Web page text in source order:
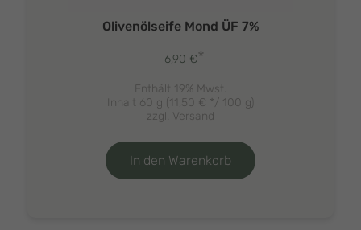
Olivenölseife Mond ÜF 7%
6,90 €*
Enthält 19% Mwst.
Inhalt 60 g (11,50 € */ 100 g)
zzgl. Versand
In den Warenkorb